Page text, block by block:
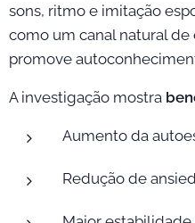
sons, ritmo e imitação
como um canal natural
promove
A investigação mostra
Aumento da
Redução de